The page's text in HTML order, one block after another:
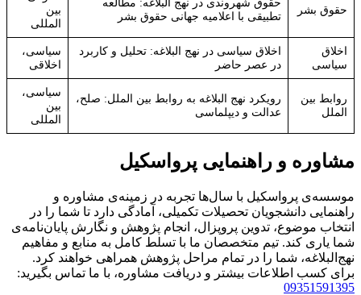
حقوق بشر
حقوق شهروندی در نهج البلاغه: مطالعه
تطبیقی با اعلامیه جهانی حقوق بشر
بین
المللی
اخلاق
سیاسی
اخلاق سیاسی در نهج البلاغه: تحلیل و کاربرد
در عصر حاضر
سیاسی،
اخلاقی
روابط بین
الملل
رویکرد نهج البلاغه به روابط بین الملل: صلح،
عدالت و دیپلماسی
سیاسی،
بین
المللی
مشاوره و راهنمایی پرواسکیل
موسسه‌ی پرواسکیل با سال‌ها تجربه در زمینه‌ی مشاوره و
راهنمایی دانشجویان تحصیلات تکمیلی، آمادگی دارد تا شما را در
انتخاب موضوع، تدوین پروپزال، انجام پژوهش و نگارش پایان‌نامه‌ی
شما یاری کند. تیم متخصصان ما با تسلط کامل به منابع و مفاهیم
نهج‌البلاغه، شما را در تمام مراحل پژوهش همراهی خواهند کرد.
برای کسب اطلاعات بیشتر و دریافت مشاوره، با ما تماس بگیرید:
09351591395